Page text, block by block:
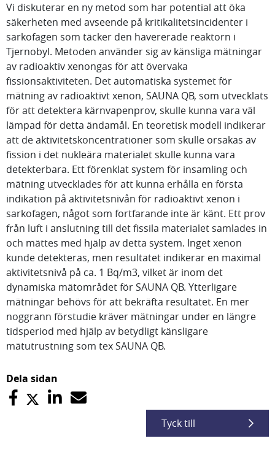
Vi diskuterar en ny metod som har potential att öka
säkerheten med avseende på kritikalitetsincidenter i
sarkofagen som täcker den havererade reaktorn i
Tjernobyl. Metoden använder sig av känsliga mätningar
av radioaktiv xenongas för att övervaka
fissionsaktiviteten. Det automatiska systemet för
mätning av radioaktivt xenon, SAUNA QB, som utvecklats
för att detektera kärnvapenprov, skulle kunna vara väl
lämpad för detta ändamål. En teoretisk modell indikerar
att de aktivitetskoncentrationer som skulle orsakas av
fission i det nukleära materialet skulle kunna vara
detekterbara. Ett förenklat system för insamling och
mätning utvecklades för att kunna erhålla en första
indikation på aktivitetsnivån för radioaktivt xenon i
sarkofagen, något som fortfarande inte är känt. Ett prov
från luft i anslutning till det fissila materialet samlades in
och mättes med hjälp av detta system. Inget xenon
kunde detekteras, men resultatet indikerar en maximal
aktivitetsnivå på ca. 1 Bq/m3, vilket är inom det
dynamiska mätområdet för SAUNA QB. Ytterligare
mätningar behövs för att bekräfta resultatet. En mer
noggrann förstudie kräver mätningar under en längre
tidsperiod med hjälp av betydligt känsligare
mätutrustning som tex SAUNA QB.
Dela sidan
Tyck till